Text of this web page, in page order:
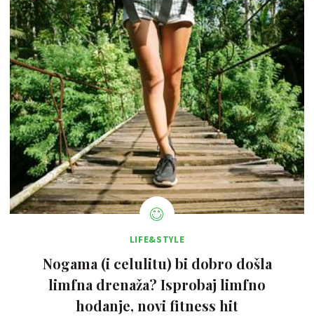
LIFE&STYLE
Nogama (i celulitu) bi dobro došla
limfna drenaža? Isprobaj limfno
hodanje, novi fitness hit